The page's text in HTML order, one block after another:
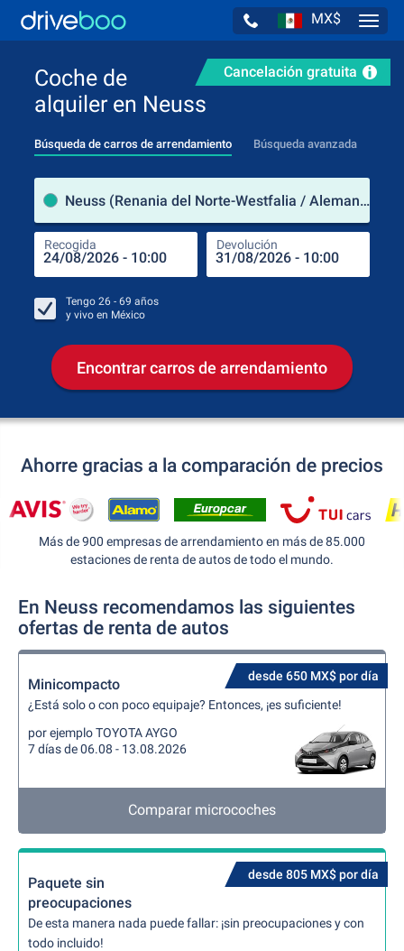
MX$
Cancelación gratuita
Coche de
alquiler en Neuss
Búsqueda de carros de arrendamiento Búsqueda avanzada
Neuss (Renania del Norte-Westfalia / Alemania)
Recogida Devolución
Tengo 26 - 69 años
y vivo en México
Encontrar carros de arrendamiento
Ahorre gracias a la comparación de precios
Más de 900 empresas de arrendamiento en más de 85.000
estaciones de renta de autos de todo el mundo.
En Neuss recomendamos las siguientes
ofertas de renta de autos
desde 650 MX$ por día
Minicompacto
¿Está solo o con poco equipaje? Entonces, ¡es suficiente!
por ejemplo TOYOTA AYGO
7 días de 06.08 - 13.08.2026
Comparar microcoches
desde 805 MX$ por día
Paquete sin
preocupaciones
De esta manera nada puede fallar: ¡sin preocupaciones y con
todo incluido!